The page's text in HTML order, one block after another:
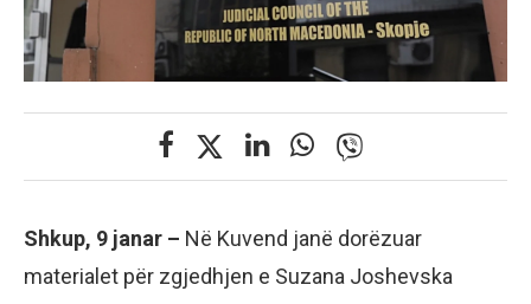
Shkup, 9 janar – Në Kuvend janë dorëzuar
materialet për zgjedhjen e Suzana Joshevska